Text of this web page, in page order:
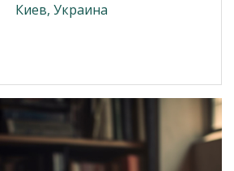
Киев, Украина